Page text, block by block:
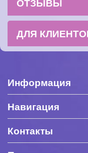
ОТЗЫВЫ
ДЛЯ
Информация
Навигация
Контакты